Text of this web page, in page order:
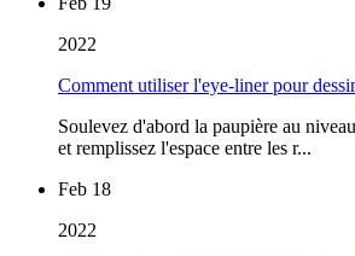
2022
Comment utiliser l'eye-liner pour
Soulevez d'abord la paupière au
et remplissez l'espace entre les r...
Feb 18
2022